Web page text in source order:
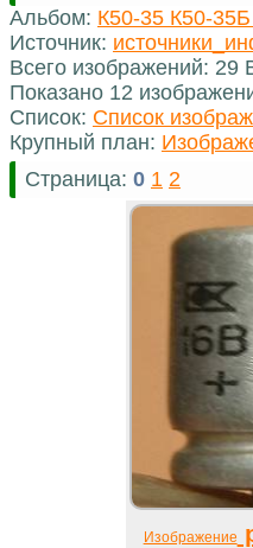
Альбом: К50-35 К50-
Источник:
Всего изображений: 29
Показано 12
Список: Список
Крупный план:
Страница: 0 1 2
Изображение